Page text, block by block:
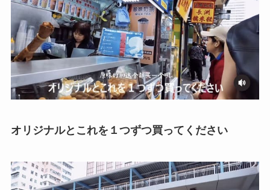
オリジナルとこれを１つずつ買ってください